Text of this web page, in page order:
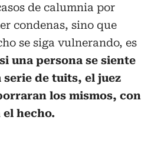
de calumnia por
condenas, sino que
se siga vulnerando, es
una persona se siente
de tuits, el juez
los mismos, con
hecho.